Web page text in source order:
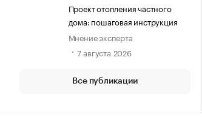
Проект отопления частного
дома: пошаговая инструкция
Мнение эксперта
7 августа 2026
Все публикации